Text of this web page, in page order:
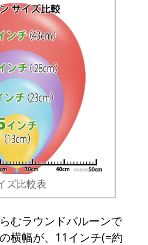
ズ比較表
むラウンドバルーンで
横幅が、11インチ(=約